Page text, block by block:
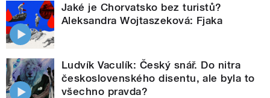
Jaké je Chorvatsko bez turistů?
Aleksandra Wojtaszeková: Fjaka
Ludvík Vaculík: Český snář. Do nitra
československého disentu, ale byla to
všechno pravda?